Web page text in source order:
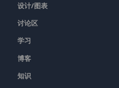
设计/图表
讨论区
学习
博客
知识